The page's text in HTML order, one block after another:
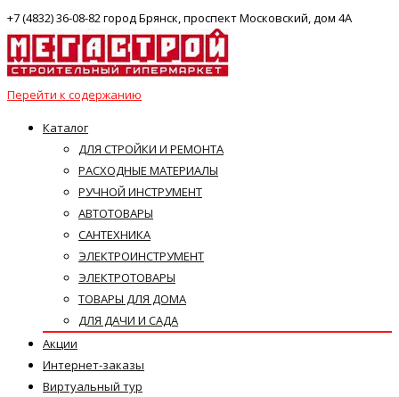
+7 (4832) 36-08-82 город Брянск, проспект Московский, дом 4А
Перейти к содержанию
Каталог
ДЛЯ СТРОЙКИ И РЕМОНТА
РАСХОДНЫЕ МАТЕРИАЛЫ
РУЧНОЙ ИНСТРУМЕНТ
АВТОТОВАРЫ
САНТЕХНИКА
ЭЛЕКТРОИНСТРУМЕНТ
ЭЛЕКТРОТОВАРЫ
ТОВАРЫ ДЛЯ ДОМА
ДЛЯ ДАЧИ И САДА
Акции
Интернет-заказы
Виртуальный тур